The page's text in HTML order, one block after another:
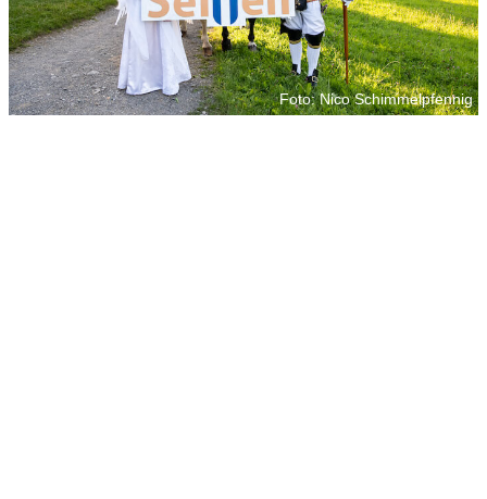
Foto: Nico Schimmelpfennig